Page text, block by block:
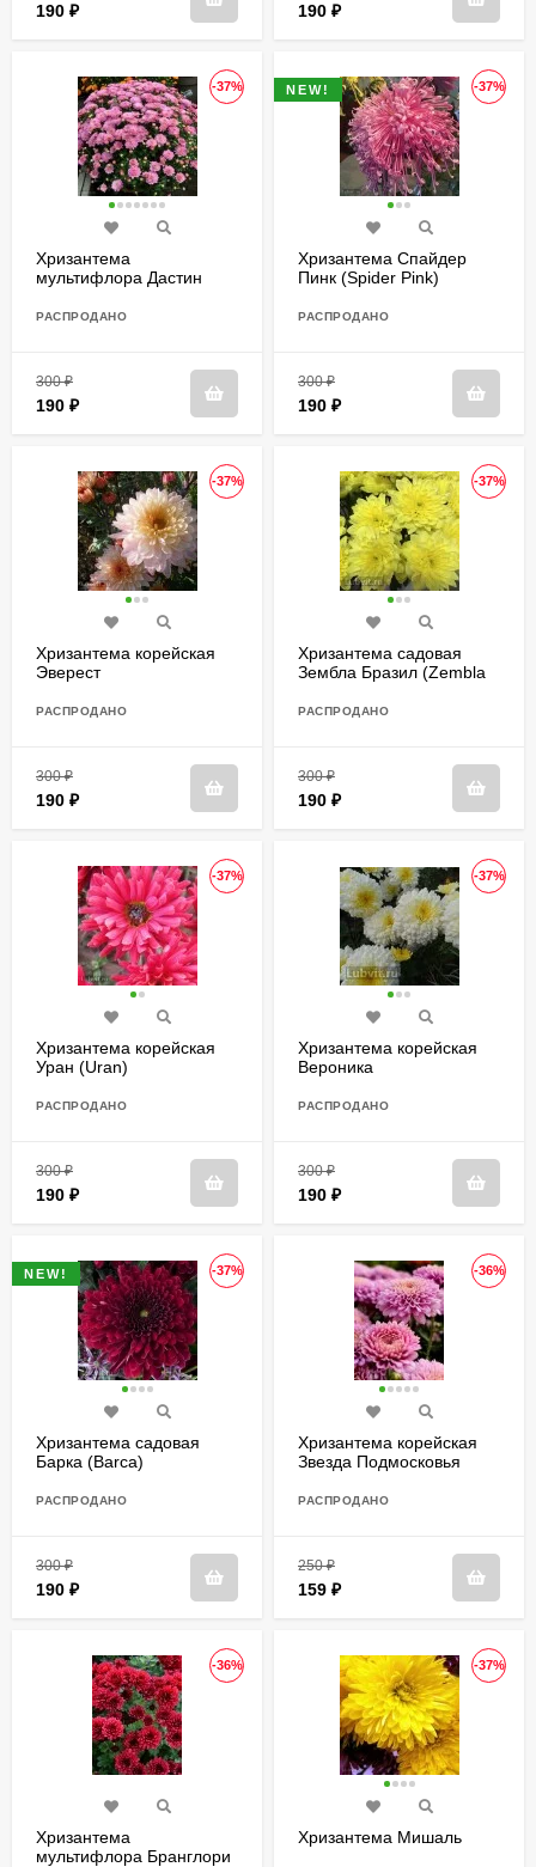
190 ₽ 190 ₽
-37%
Хризантема
мультифлора Дастин
РАСПРОДАНО
300₽
190 ₽
-37%
NEW!
Хризантема Спайдер
Пинк (Spider Pink)
РАСПРОДАНО
300₽
190 ₽
-37%
Хризантема корейская
Эверест
РАСПРОДАНО
300₽
190 ₽
-37%
Хризантема садовая
Зембла Бразил (Zembla
РАСПРОДАНО
300₽
190 ₽
-37%
Хризантема корейская
Уран (Uran)
РАСПРОДАНО
300₽
190 ₽
-37%
Хризантема корейская
Вероника
РАСПРОДАНО
300₽
190 ₽
-37%
NEW!
Хризантема садовая
Барка (Barca)
РАСПРОДАНО
300₽
190 ₽
-36%
Хризантема корейская
Звезда Подмосковья
РАСПРОДАНО
250₽
159 ₽
-36%
Хризантема
мультифлора Бранглори
-37%
Хризантема Мишаль